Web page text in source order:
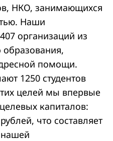
НКО, занимающихся
Наши
организаций из
помощи.
1250 студентов
целей мы впервые
капиталов:
что составляет